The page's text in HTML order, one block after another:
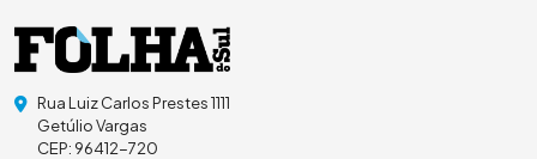
Rua Luiz Carlos Prestes 1111
Getúlio Vargas
CEP: 96412-720